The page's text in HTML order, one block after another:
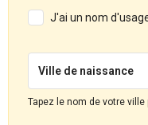
J'ai un nom
Ville de naissance
Tapez le nom de votre